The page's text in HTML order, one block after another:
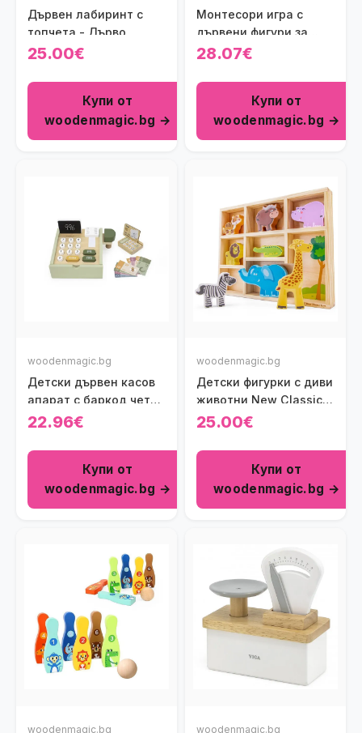
Дървен лабиринт с
топчета - Дърво
25.00€
Купи от
woodenmagic.bg →
Монтесори игра с
дървени фигури за
балансиране
28.07€
Купи от
woodenmagic.bg →
woodenmagic.bg
Детски дървен касов
апарат с баркод четец
Polar B
22.96€
Купи от
woodenmagic.bg →
woodenmagic.bg
Детски фигурки с диви
животни New Classic
Toys
25.00€
Купи от
woodenmagic.bg →
woodenmagic.bg woodenmagic.bg